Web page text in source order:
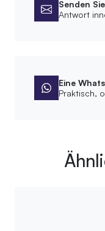
Senden
Antwort
Eine
Praktisch,